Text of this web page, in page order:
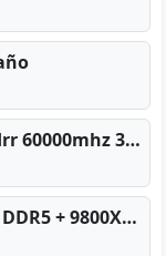
acer predator vesta 2 rgb ddrr 60000mhz 32gb x2 16gb
PC TOP en tiempos de Crisis DDR5 + 9800X3D + RTX 5080 [2026][2400€]